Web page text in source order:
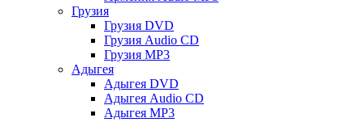
Грузия
Грузия DVD
Грузия Audio CD
Грузия MP3
Адыгея
Адыгея DVD
Адыгея Audio CD
Адыгея MP3